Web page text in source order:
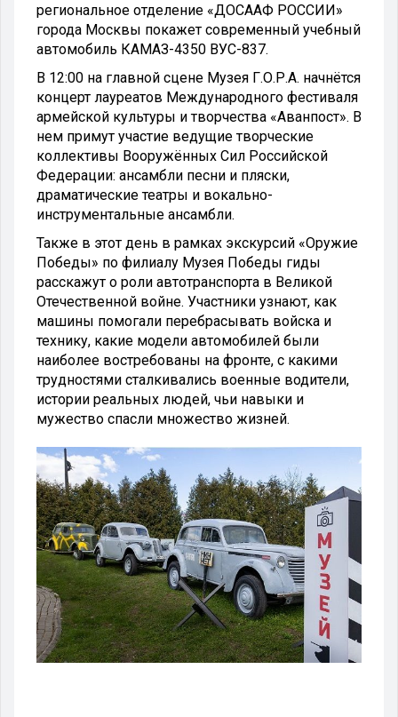
региональное отделение «ДОСААФ РОССИИ»
города Москвы покажет современный учебный
автомобиль КАМАЗ-4350 ВУС-837.
В 12:00 на главной сцене Музея Г.О.Р.А. начнётся
концерт лауреатов Международного фестиваля
армейской культуры и творчества «Аванпост». В
нем примут участие ведущие творческие
коллективы Вооружённых Сил Российской
Федерации: ансамбли песни и пляски,
драматические театры и вокально-
инструментальные ансамбли.
Также в этот день в рамках экскурсий «Оружие
Победы» по филиалу Музея Победы гиды
расскажут о роли автотранспорта в Великой
Отечественной войне. Участники узнают, как
машины помогали перебрасывать войска и
технику, какие модели автомобилей были
наиболее востребованы на фронте, с какими
трудностями сталкивались военные водители,
истории реальных людей, чьи навыки и
мужество спасли множество жизней.